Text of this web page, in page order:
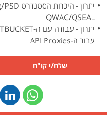
QWAC/QSEAL
עבור ה-API Proxies
שלח/י קו"ח